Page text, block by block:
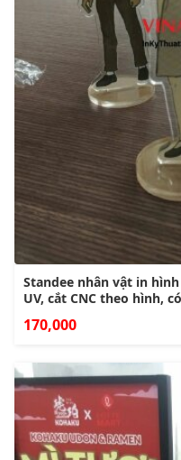
Standee nhân vật in
UV, cắt CNC theo hình,
170,000